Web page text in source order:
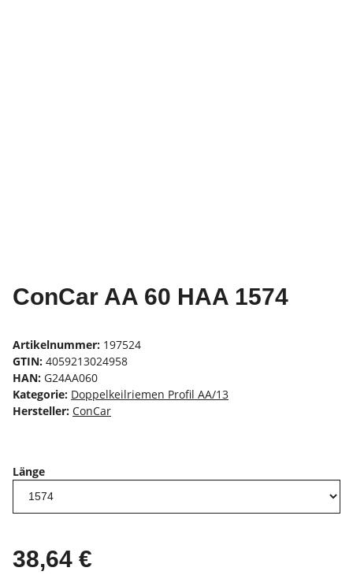
ConCar AA 60 HAA 1574
Artikelnummer: 197524
GTIN: 4059213024958
HAN: G24AA060
Kategorie: Doppelkeilriemen Profil AA/13
Hersteller: ConCar
Länge
38,64 €